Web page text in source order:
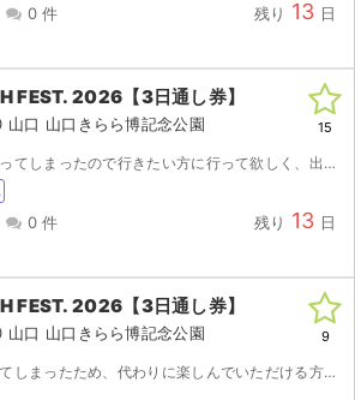
0 件 残り 13 日
FEST. 2026【3日通し券】
口 山口きらら博記念公園
しく、出品致します。 発券番号をこちらからお伝えして発券できるという形になります。よろしくお願いいたします。
0 件 残り 13 日
15
FEST. 2026【3日通し券】
口 山口きらら博記念公園
方を募集しております。 (2枚売り出来ます。2枚同時購入の場合、お値下げ交渉可能です。) 発券開始時期になりましたら番号をお...
9